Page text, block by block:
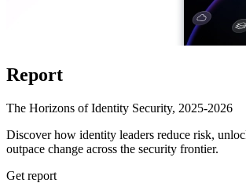
Report
The Horizons of Identity Security, 2025-2026
Discover how identity leaders reduce risk,
outpace change across the security frontier.
Get report